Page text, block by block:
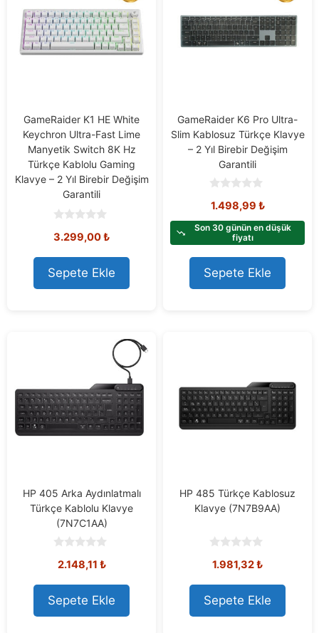
GameRaider K1 HE White
Keychron Ultra-Fast Lime
Manyetik Switch 8K Hz
Türkçe Kablolu Gaming
Klavye – 2 Yıl Birebir Değişim
Garantili
o
t
o
f
5
3.299,00₺
Sepete Ekle
GameRaider K6 Pro Ultra-
Slim Kablosuz Türkçe Klavye
– 2 Yıl Birebir Değişim
Garantili
o
t
f
5
1.498,99 ₺
Son 30 günün en düşük
fiyatı
Sepete Ekle
HP 405 Arka Aydınlatmalı
Türkçe Kablolu Klavye
(7N7C1AA)
o
t
o
f
5
2.148,11 ₺
Sepete Ekle
HP 485 Türkçe Kablosuz
Klavye (7N7B9AA)
o
t
o
f
5
1.981,32₺
Sepete Ekle